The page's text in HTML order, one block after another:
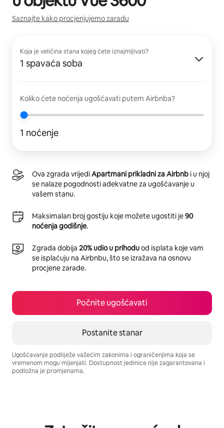
Saznajte kako procjenjujemo zaradu
Koja je veličina stana kojeg ćete iznajmljivati?
1 spavaća soba
Koliko ćete noćenja ugošćavati putem Airbnba?
1 noćenje
Ova zgrada vrijediApartmani prikladni za Airbnb i u njoj
se nalaze pogodnosti adekvatne za ugošćavanje u
vašem stanu.
Maksimalan broj gostiju koje možete ugostiti je90
noćenja godišnje.
Zgrada dobija 20% udio u prihoduod isplata koje vam
se isplaćuju na Airbnbu, što se izražava na osnovu
procjene zarade.
Počnite ugošćavati
Postanite stanar
Ugošćavanje podliježe važećim zakonima i ograničenjima koja se
vremenom mogu mijenjati. Dostupnost jedinice nije zagarantovana i
podložna je promjenama.